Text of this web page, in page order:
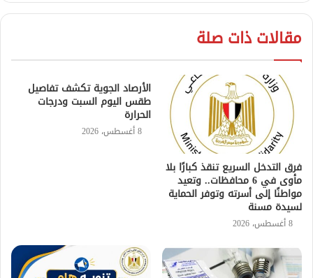
مقالات ذات صلة
فرق التدخل السريع تنقذ كبارًا بلا
مأوى في 6 محافظات.. وتعيد
مواطنًا إلى أسرته وتوفر الحماية
لسيدة مسنة
8 أغسطس، 2026
الأرصاد الجوية تكشف تفاصيل
طقس اليوم السبت ودرجات
الحرارة
8 أغسطس، 2026